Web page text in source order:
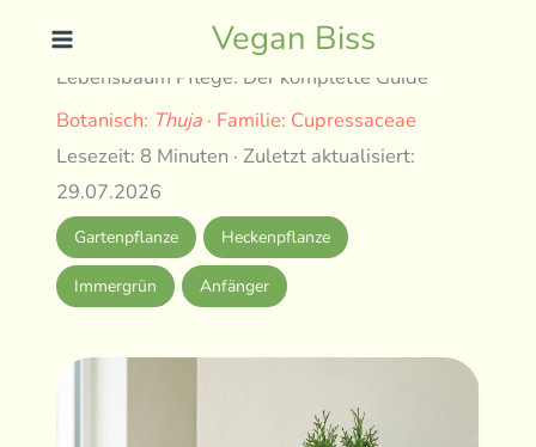
content
Vegan Biss
Lebensbaum Pflege: Der komplette Guide
Botanisch: Thuja · Familie: Cupressaceae
Lesezeit: 8 Minuten · Zuletzt aktualisiert:
29.07.2026
Gartenpflanze Heckenpflanze
Immergrün Anfänger